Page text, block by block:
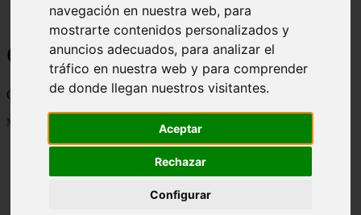
navegación en nuestra web, para
mostrarte contenidos personalizados y
anuncios adecuados, para analizar el
tráfico en nuestra web y para comprender
de donde llegan nuestros visitantes.
Aceptar
Rechazar
Configurar
Curiosidades y Sabias que
Cosas curiosas, curiosidades, noticias impactantes y mucho mas
Mostrando 1 - 24 de 2838 artículos